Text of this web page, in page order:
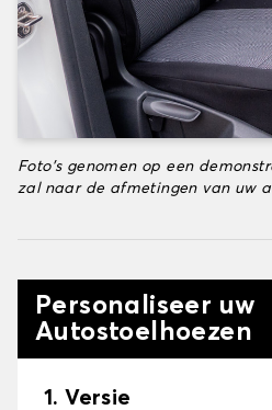
Foto's genomen op een
zal naar de afmetingen van uw
Personaliseer uw
Autostoelhoezen
1. Versie